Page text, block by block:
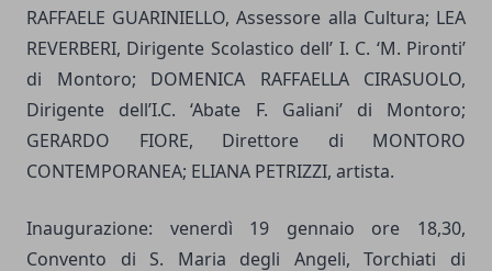
RAFFAELE GUARINIELLO, Assessore alla Cultura; LEA
REVERBERI, Dirigente Scolastico dell’ I. C. ‘M. Pironti’
di Montoro; DOMENICA RAFFAELLA CIRASUOLO,
Dirigente dell’I.C. ‘Abate F. Galiani’ di Montoro;
GERARDO FIORE, Direttore di MONTORO
CONTEMPORANEA; ELIANA PETRIZZI, artista.
Inaugurazione: venerdì 19 gennaio ore 18,30,
Convento di S. Maria degli Angeli, Torchiati di